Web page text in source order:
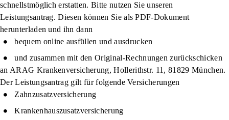
schnellstmöglich erstatten. Bitte nutzen Sie unseren
Leistungsantrag. Diesen können Sie als PDF-Dokument
herunterladen und ihn dann
bequem online ausfüllen und ausdrucken
und zusammen mit den Original-Rechnungen zurückschicken
an ARAG Krankenversicherung, Hollerithstr. 11, 81829 München.
Der Leistungsantrag gilt für folgende Versicherungen
Zahnzusatzversicherung
Krankenhauszusatzversicherung